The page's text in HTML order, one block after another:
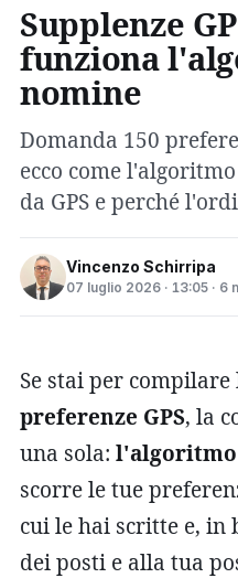
Supplenze
funziona
nomine
Domanda 150
ecco come
da GPS e perché
Vincenzo Schirripa
07 luglio 2026 · 13:05 · 6
Se stai per
preferenze GPS, la
una sola:
scorre le tue
cui le hai scritte e,
dei posti e alla tua